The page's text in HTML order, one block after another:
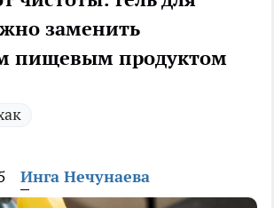
заменить
пищевым продуктом
Инга Нечунаева